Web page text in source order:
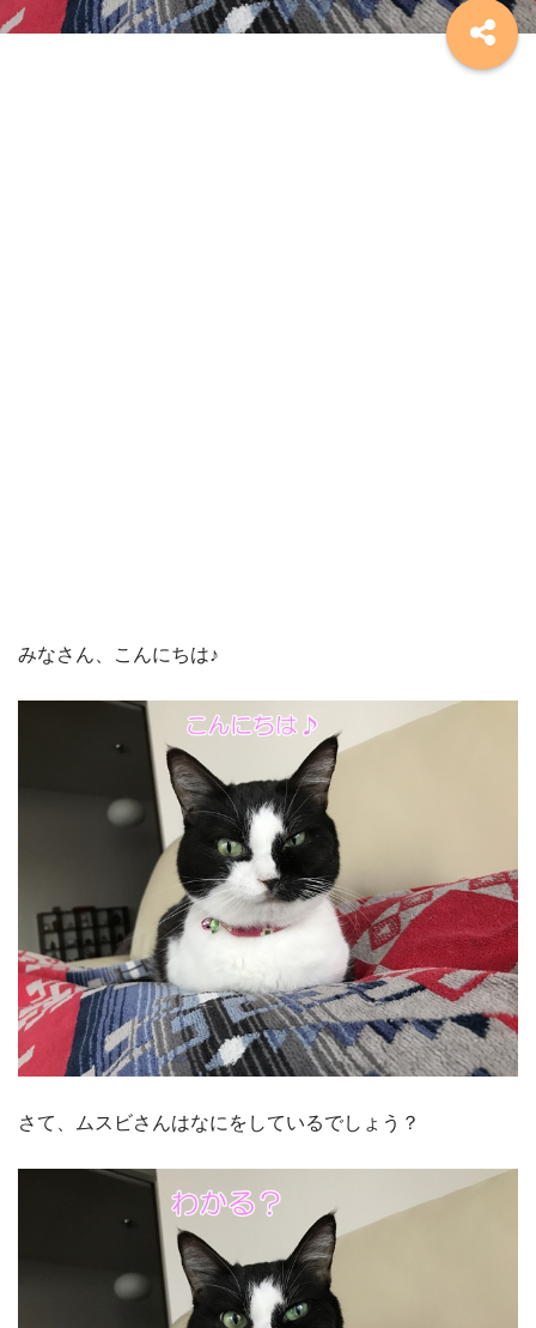
みなさん、こんにちは♪
さて、ムスビさんはなにをしているでしょう？